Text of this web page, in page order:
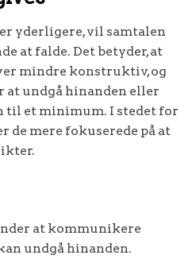
yderligere, vil samtalen
at falde. Det betyder, at
mindre konstruktiv, og
at undgå hinanden eller
til et minimum. I stedet for
de mere fokuserede på at
at kommunikere
undgå hinanden.